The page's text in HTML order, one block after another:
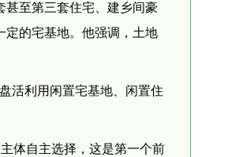
甚至第三套住宅、建乡间豪
定的宅基地。他强调，土地
活利用闲置宅基地、闲置住
体自主选择，这是第一个前